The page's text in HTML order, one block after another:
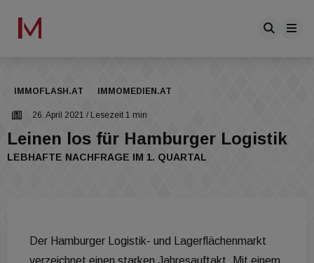
IMMOFLASH.AT IMMOMEDIEN.AT
26. April 2021 / Lesezeit 1 min
Leinen los für Hamburger Logistik
LEBHAFTE NACHFRAGE IM 1. QUARTAL
Der Hamburger Logistik- und Lagerflächenmarkt
verzeichnet einen starken Jahresauftakt. Mit einem